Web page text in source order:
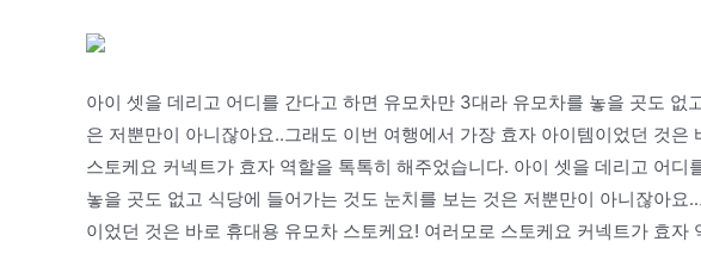
아이 셋을 데리고 어디를 간다고 하면 유모차만 3대라 유모차를 놓을 곳도 없
은 저뿐만이 아니잖아요..그래도 이번 여행에서 가장 효자 아이템이었던 것은
스토케요 커넥트가 효자 역할을 톡톡히 해주었습니다. 아이 셋을 데리고 어
놓을 곳도 없고 식당에 들어가는 것도 눈치를 보는 것은 저뿐만이 아니잖아요
이었던 것은 바로 휴대용 유모차 스토케요! 여러모로 스토케요 커넥트가 효자